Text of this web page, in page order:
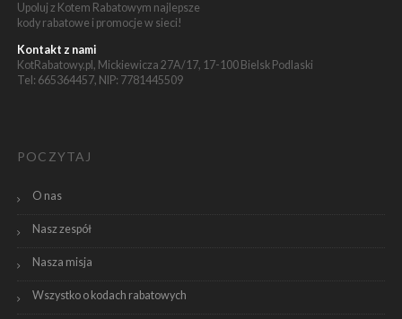
Upoluj z Kotem Rabatowym najlepsze
kody rabatowe i promocje w sieci!
Kontakt z nami
KotRabatowy.pl, Mickiewicza 27A/17, 17-100 Bielsk Podlaski
Tel: 665364457, NIP: 7781445509
POCZYTAJ
O nas
Nasz zespół
Nasza misja
Wszystko o kodach rabatowych